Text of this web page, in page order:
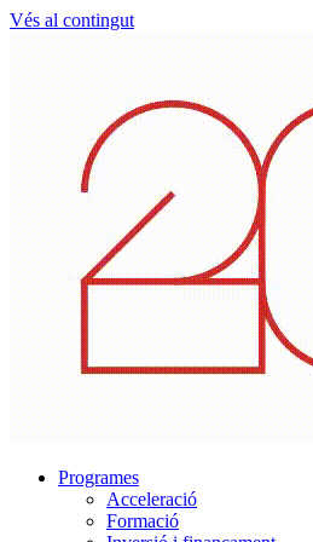
Vés al contingut
Programes
Acceleració
Formació